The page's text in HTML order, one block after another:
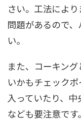
さい。工法によ
問題があるので
い。
また、コーキン
いかもチェック
入っていたり、
なども要注意です。